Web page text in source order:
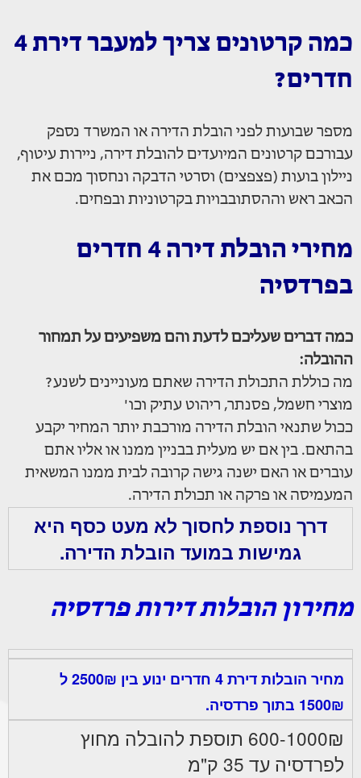
כמה קרטונים צריך למעבר דירת 4
חדרים?
מספר שבועות לפני הובלת הדירה או המשרד נספק
עבורכם קרטונים המיועדים להובלת דירה, ניירות עיטוף,
ניילון בועות (פצפצים) וסרטי הדבקה ונחסוך מכם את
הכאב ראש וההסתובבויות בקרטוניות ובפחים.
מחירי הובלת דירה 4 חדרים
בפרדסיה
כמה דברים שעליכם לדעת והם משפיעים על תמחור
ההובלה:
מה כוללת התכולת הדירה שאתם מעוניינים לשנע?
מוצרי חשמל, פסנתר, ריהוט עתיק וכו'
ככול שתנאי הובלת הדירה מורכבת יותר המחיר יקבע
בהתאם. בין אם יש מעלית בבניין ממנו או אליו אתם
עוברים או האם ישנה גישה קרובה לבית ממנו המשאית
המעמיסה או פרקה או תכולת הדירה.
דרך נוספת לחסוך לא מעט כסף היא
גמישות במועד הובלת הדירה.
מחירון הובלות דירות פרדסיה
מחיר הובלות דירת 4 חדרים ינוע בין 2500₪ ל
1500₪ בתוך פרדסיה.
600-1000₪ תוספת להובלה מחוץ
לפרדסיה עד 35 ק"מ